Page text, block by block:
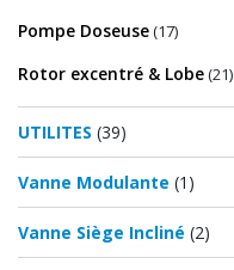
Pompe Doseuse(17)
Rotor excentré & Lobe(21)
UTILITES (39)
Vanne Modulante (1)
Vanne Siège Incliné (2)